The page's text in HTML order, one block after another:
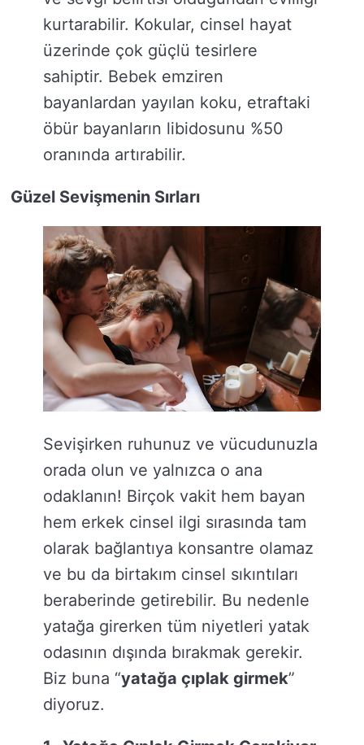
kurtarabilir. Kokular, cinsel hayat
üzerinde çok güçlü tesirlere
sahiptir. Bebek emziren
bayanlardan yayılan koku, etraftaki
öbür bayanların libidosunu %50
oranında artırabilir.
Güzel Sevişmenin Sırları
Sevişirken ruhunuz ve vücudunuzla
orada olun ve yalnızca o ana
odaklanın! Birçok vakit hem bayan
hem erkek cinsel ilgi sırasında tam
olarak bağlantıya konsantre olamaz
ve bu da birtakım cinsel sıkıntıları
beraberinde getirebilir. Bu nedenle
yatağa girerken tüm niyetleri yatak
odasının dışında bırakmak gerekir.
Biz buna “yatağa çıplak girmek”
diyoruz.